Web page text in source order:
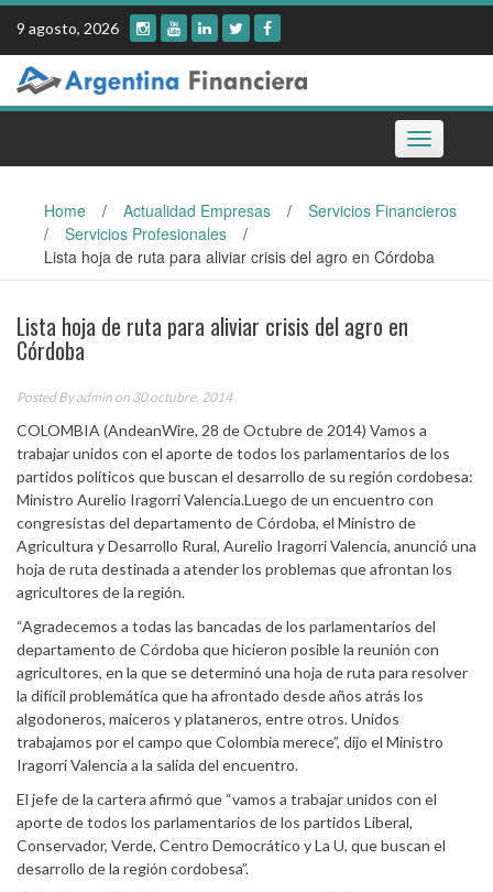
Skip
content
9 agosto, 2026
Toggle
navigation
Home / Actualidad Empresas /
Servicios Financieros
/
Servicios Profesionales
/
Lista hoja de ruta para aliviar crisis del agro en Córdoba
Lista hoja de ruta para aliviar crisis del agro en
Córdoba
Posted Byadmin on 30 octubre, 2014
COLOMBIA (AndeanWire, 28 de Octubre de 2014) Vamos a
trabajar unidos con el aporte de todos los parlamentarios de los
partidos políticos que buscan el desarrollo de su región cordobesa:
Ministro Aurelio Iragorri Valencia.Luego de un encuentro con
congresistas del departamento de Córdoba, el Ministro de
Agricultura y Desarrollo Rural, Aurelio Iragorri Valencia, anunció una
hoja de ruta destinada a atender los problemas que afrontan los
agricultores de la región.
“Agradecemos a todas las bancadas de los parlamentarios del
departamento de Córdoba que hicieron posible la reunión con
agricultores, en la que se determinó una hoja de ruta para resolver
la difícil problemática que ha afrontado desde años atrás los
algodoneros, maiceros y plataneros, entre otros. Unidos
trabajamos por el campo que Colombia merece”, dijo el Ministro
Iragorri Valencia a la salida del encuentro.
El jefe de la cartera afirmó que “vamos a trabajar unidos con el
aporte de todos los parlamentarios de los partidos Liberal,
Conservador, Verde, Centro Democrático y La U, que buscan el
desarrollo de la región cordobesa”.